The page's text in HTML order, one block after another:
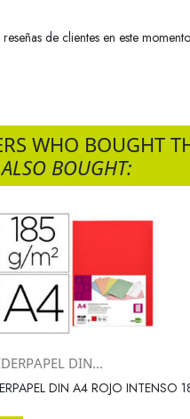
de clientes en este
WHO BOUGHT
BOUGHT:
DIN...
DIN A4 ROJO INTENSO